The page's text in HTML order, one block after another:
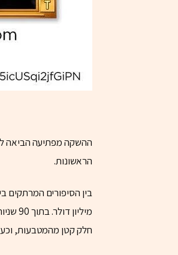
ההשקה מפתיעה הביאה
הראשונות.
חלק קטן מהמטבעות, וכעת נותרו בידיו 5.43 מיליון מטבעות